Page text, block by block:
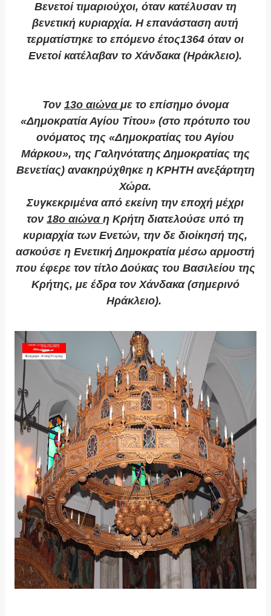
Βενετοί τιμαριούχοι, όταν κατέλυσαν τη
βενετική κυριαρχία. Η επανάσταση αυτή
τερματίστηκε το επόμενο έτος1364 όταν οι
Ενετοί κατέλαβαν το Χάνδακα (Ηράκλειο).
Τον 13ο αιώνα με το επίσημο όνομα
«Δημοκρατία Αγίου Τίτου» (στο πρότυπο του
ονόματος της «Δημοκρατίας του Αγίου
Μάρκου», της Γαληνότατης Δημοκρατίας της
Βενετίας) ανακηρύχθηκε η ΚΡΗΤΗ ανεξάρτητη
Χώρα.
Συγκεκριμένα από εκείνη την εποχή μέχρι
τον18ο αιώναη Κρήτη διατελούσε υπό τη
κυριαρχία των Ενετών, την δε διοίκησή της,
ασκούσε η Ενετική Δημοκρατία μέσω αρμοστή
που έφερε τον τίτλο Δούκας του Βασιλείου της
Κρήτης, με έδρα τον Χάνδακα (σημερινό
Ηράκλειο).